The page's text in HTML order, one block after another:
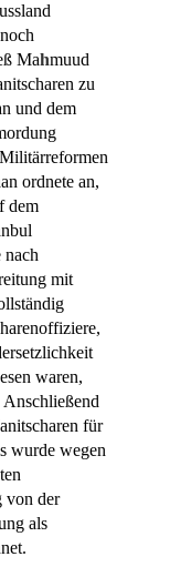
Mahmuud
zu
und dem
ordnete an,
dem
nach
mit
waren,
für
wurde wegen
von der
als